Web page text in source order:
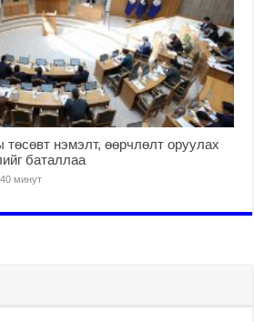
нэмэлт, өөрчлөлт оруулах
баталлаа
минут